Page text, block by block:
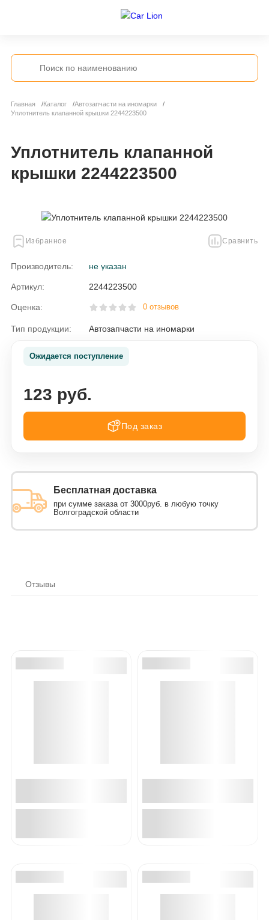
Главная Каталог
Автозапчасти на иномарки
Уплотнитель клапанной крышки 2244223500
Уплотнитель клапанной
крышки 2244223500
Избранное Сравнить
Производитель: не указан
Артикул: 2244223500
Оценка: 0 отзывов
Тип продукции: Автозапчасти на иномарки
Ожидается поступление
123 руб.
Под заказ
Бесплатная доставка
при сумме заказа от 3000руб. в любую точку
Волгоградской области
Отзывы